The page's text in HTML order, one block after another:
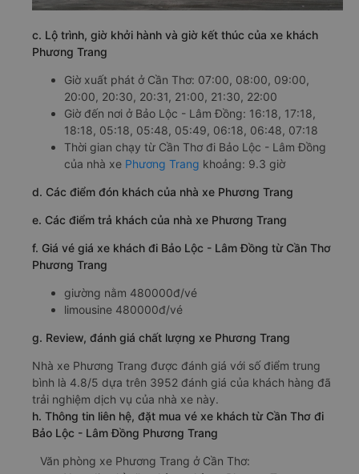
c. Lộ trình, giờ khởi hành và giờ kết thúc của xe khách
Phương Trang
Giờ xuất phát ở Cần Thơ: 07:00, 08:00, 09:00,
20:00, 20:30, 20:31, 21:00, 21:30, 22:00
Giờ đến nơi ở Bảo Lộc - Lâm Đồng: 16:18, 17:18,
18:18, 05:18, 05:48, 05:49, 06:18, 06:48, 07:18
Thời gian chạy từ Cần Thơ đi Bảo Lộc - Lâm Đồng
của nhà xe Phương Trang khoảng: 9.3 giờ
d. Các điểm đón khách của nhà xe Phương Trang
e. Các điểm trả khách của nhà xe Phương Trang
f. Giá vé giá xe khách đi Bảo Lộc - Lâm Đồng từ Cần Thơ
Phương Trang
giường nằm 480000đ/vé
limousine 480000đ/vé
g. Review, đánh giá chất lượng xe Phương Trang
Nhà xe Phương Trang được đánh giá với số điểm trung
bình là 4.8/5 dựa trên 3952 đánh giá của khách hàng đã
trải nghiệm dịch vụ của nhà xe này.
h. Thông tin liên hệ, đặt mua vé xe khách từ Cần Thơ đi
Bảo Lộc - Lâm Đồng Phương Trang
Văn phòng xe Phương Trang ở Cần Thơ: